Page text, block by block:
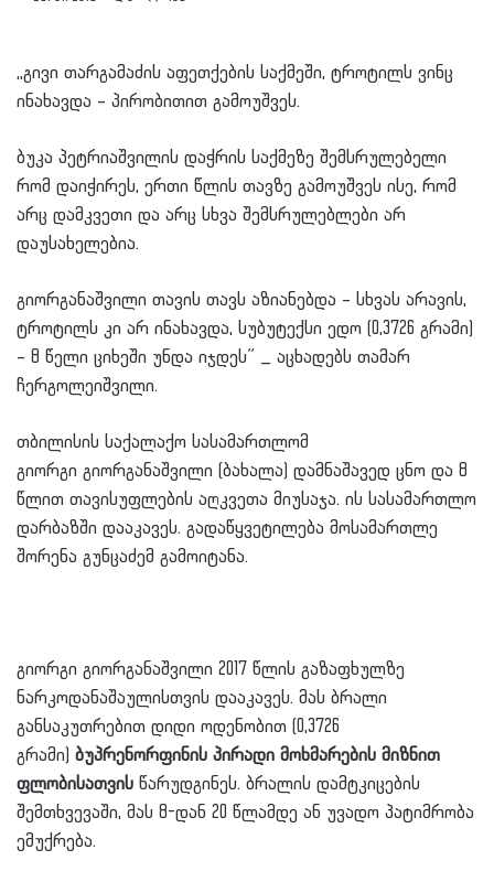
,,გივი თარგამაძის აფეთქების საქმეში, ტროტილს ვინც
ინახავდა – პირობითით გამოუშვეს.
ბუკა პეტრიაშვილის დაჭრის საქმეზე შემსრულებელი
რომ დაიჭირეს, ერთი წლის თავზე გამოუშვეს ისე, რომ
არც დამკვეთი და არც სხვა შემსრულებლები არ
დაუსახელებია.
გიორგანაშვილი თავის თავს აზიანებდა – სხვას არავის,
ტროტილს კი არ ინახავდა, სუბუტექსი ედო (0,3726 გრამი)
– 8 წელი ციხეში უნდა იჯდეს” _ აცხადებს თამარ
ჩერგოლეიშვილი.
თბილისის საქალაქო სასამართლომ
გიორგი გიორგანაშვილი (ბახალა) დამნაშავედ ცნო და 8
წლით თავისუფლების აღკვეთა მიუსაჯა. ის სასამართლო
დარბაზში დააკავეს. გადაწყვეტილება მოსამართლე
შორენა გუნცაძემ გამოიტანა.
გიორგი გიორგანაშვილი 2017 წლის გაზაფხულზე
ნარკოდანაშაულისთვის დააკავეს. მას ბრალი
განსაკუთრებით დიდი ოდენობით (0,3726
გრამი) ბუპრენორფინის პირადი მოხმარების მიზნით
ფლობისათვის წარუდგინეს. ბრალის დამტკიცების
შემთხვევაში, მას 8-დან 20 წლამდე ან უვადო პატიმრობა
ემუქრება.